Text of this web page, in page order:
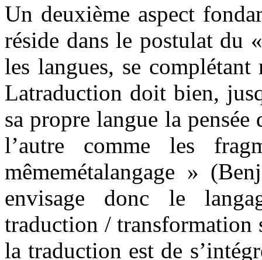
Un deuxième aspect
réside dans le postulat du
les langues, se
Latraduction doit bien,
sa propre langue la
l’autre comme les
mêmemétalangage »
envisage donc le
traduction / transformation
la traduction est de